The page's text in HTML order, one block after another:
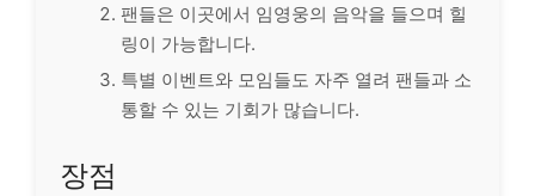
팬들은 이곳에서 임영웅의 음악을 들으며 힐
링이 가능합니다.
특별 이벤트와 모임들도 자주 열려 팬들과 소
통할 수 있는 기회가 많습니다.
장점